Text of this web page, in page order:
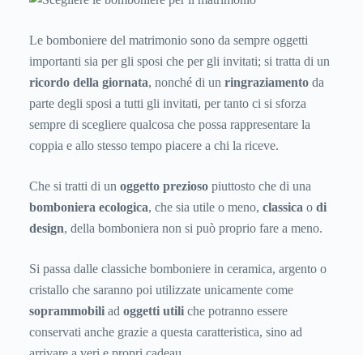
Le bomboniere del matrimonio sono da sempre oggetti
importanti sia per gli sposi che per gli invitati; si tratta di un
ricordo della giornata, nonché di un ringraziamento da
parte degli sposi a tutti gli invitati, per tanto ci si sforza
sempre di scegliere qualcosa che possa rappresentare la
coppia e allo stesso tempo piacere a chi la riceve.
Che si tratti di un oggetto prezioso piuttosto che di una
bomboniera ecologica, che sia utile o meno, classica o di
design, della bomboniera non si può proprio fare a meno.
Si passa dalle classiche bomboniere in ceramica, argento o
cristallo che saranno poi utilizzate unicamente come
soprammobili ad oggetti utili che potranno essere
conservati anche grazie a questa caratteristica, sino ad